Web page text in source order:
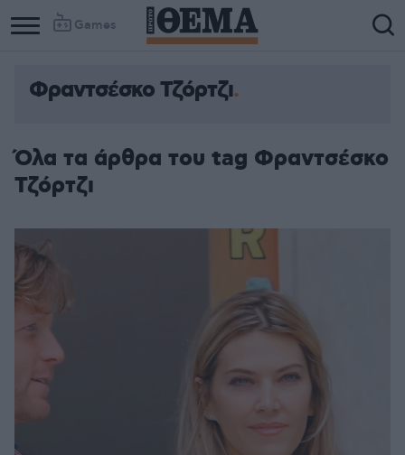
Games
Φραντσέσκο Τζόρτζι
Όλα τα άρθρα του tag Φραντσέσκο
Τζόρτζι